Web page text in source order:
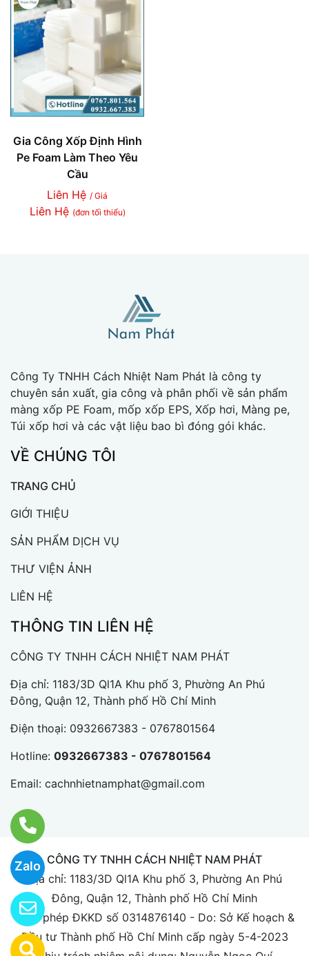
Zalo
Gia Công Xốp Định Hình
Pe Foam Làm Theo Yêu
Cầu
Liên Hệ / Giá
Liên Hệ (đơn tối thiểu)
Công Ty TNHH Cách Nhiệt Nam Phát là công ty
chuyên sản xuất, gia công và phân phối về sản phẩm
màng xốp PE Foam, mốp xốp EPS, Xốp hơi, Màng pe,
Túi xốp hơi và các vật liệu bao bì đóng gói khác.
VỀ CHÚNG TÔI
TRANG CHỦ
GIỚI THIỆU
SẢN PHẨM DỊCH VỤ
THƯ VIỆN ẢNH
LIÊN HỆ
THÔNG TIN LIÊN HỆ
CÔNG TY TNHH CÁCH NHIỆT NAM PHÁT
Địa chỉ: 1183/3D Ql1A Khu phố 3, Phường An Phú
Đông, Quận 12, Thành phố Hồ Chí Minh
Điện thoại: 0932667383 - 0767801564
Hotline: 0932667383 - 0767801564
Email: cachnhietnamphat@gmail.com
CÔNG TY TNHH CÁCH NHIỆT NAM PHÁT
Địa chỉ: 1183/3D Ql1A Khu phố 3, Phường An Phú
Đông, Quận 12, Thành phố Hồ Chí Minh
Giấy phép ĐKKD số 0314876140 - Do: Sở Kế hoạch &
Đầu tư Thành phố Hồ Chí Minh cấp ngày 5-4-2023